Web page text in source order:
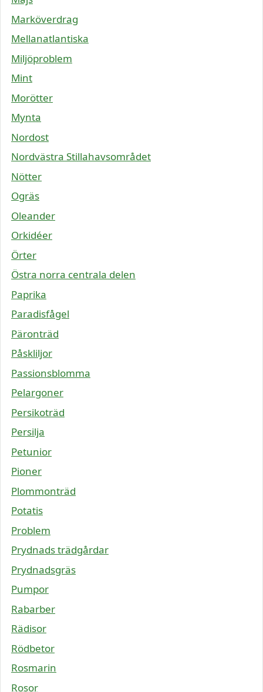
Marköverdrag
Mellanatlantiska
Miljöproblem
Mint
Morötter
Mynta
Nordost
Nordvästra Stillahavsområdet
Nötter
Ogräs
Oleander
Orkidéer
Örter
Östra norra centrala delen
Paprika
Paradisfågel
Päronträd
Påskliljor
Passionsblomma
Pelargoner
Persikoträd
Persilja
Petunior
Pioner
Plommonträd
Potatis
Problem
Prydnads trädgårdar
Prydnadsgräs
Pumpor
Rabarber
Rädisor
Rödbetor
Rosmarin
Rosor